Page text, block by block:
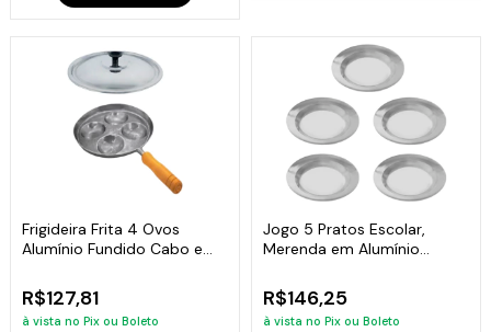
Frigideira Frita 4 Ovos
Alumínio Fundido Cabo e
R$127,81
à vista no Pix ou Boleto
Jogo 5 Pratos Escolar,
Merenda em Alumínio
R$146,25
à vista no Pix ou Boleto